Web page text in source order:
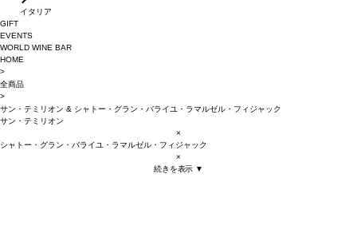
イタリア
GIFT
EVENTS
WORLD WINE BAR
HOME
>
全商品
>
サン・テミリオン & シャトー・グラン・バライユ・ラマルゼル・フィジャック
サン・テミリオン
×
シャトー・グラン・バライユ・ラマルゼル・フィジャック
×
続きを表示 ▼